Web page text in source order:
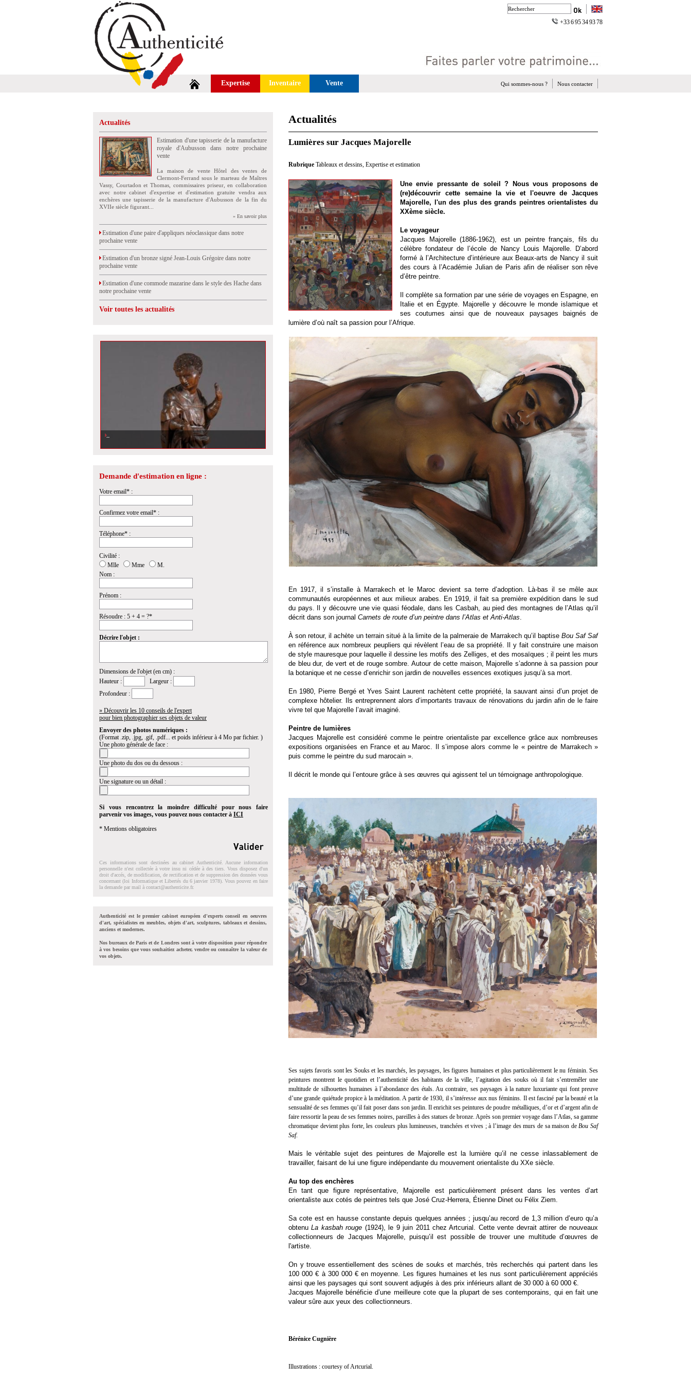
+33 6 95 34 93 78
Expertise Inventaire Vente Nous contacter
Qui sommes-nous ?
Actualités
Estimation d'une tapisserie de la manufacture
royale d'Aubusson dans notre prochaine
vente
La maison de vente Hôtel des ventes de
Clermont-Ferrand sous le marteau de Maîtres
Vassy, Courtadon et Thomas, commissaires priseur, en collaboration
avec notre cabinet d'expertise et d'estimation gratuite vendra aux
enchères une tapisserie de la manufacture d'Aubusson de la fin du
XVIIe siècle figurant...
» En savoir plus
Estimation d'une paire d'appliques néoclassique dans notre
prochaine vente
Estimation d'un bronze signé Jean-Louis Grégoire dans notre
prochaine vente
Estimation d'une commode mazarine dans le style des Hache dans
notre prochaine vente
Voir toutes les actualités
Estimation d\'une sculpture en bois ancienne vendue à Drouot
Demande d'estimation en ligne :
Votre email* :
Confirmez votre email* :
Téléphone* :
Civilité :
Mlle
Mme
M.
Nom :
Prénom :
Résoudre : 5 + 4 = ?*
Décrire l'objet :
Dimensions de l'objet (en cm) :
Hauteur :
Largeur :
Profondeur :
» Découvrir les 10 conseils de l'expert
pour bien photographier ses objets de valeur
Envoyer des photos numériques :
(Format .zip, .jpg, .gif, .pdf... et poids inférieur à 4 Mo par fichier. )
Une photo générale de face :
Une photo du dos ou du dessous :
Une signature ou un détail :
Si vous rencontrez la moindre difficulté pour nous faire
parvenir vos images, vous pouvez nous contacter à ICI
* Mentions obligatoires
Ces informations sont destinées au cabinet Authenticité. Aucune information
personnelle n'est collectée à votre insu ni cédée à des tiers. Vous disposez d'un
droit d'accés, de modification, de rectification et de suppression des données vous
concernant (loi Informatique et Libertés du 6 janvier 1978). Vous pouvez en faire
la demande par mail à contact@authenticite.fr.
Authenticité est le premier cabinet européen d'experts conseil en oeuvres
d'art, spécialistes en meubles, objets d'art, sculptures, tableaux et dessins,
anciens et modernes.
Nos bureaux de Paris et de Londres sont à votre disposition pour répondre
à vos besoins que vous souhaitiez acheter, vendre ou connaître la valeur de
vos objets.
Actualités
Lumières sur Jacques Majorelle
Rubrique Tableaux et dessins, Expertise et estimation
Une envie pressante de soleil ? Nous vous proposons de
(re)découvrir cette semaine la vie et l'oeuvre de Jacques
Majorelle, l'un des plus des grands peintres orientalistes du
XXème siècle.
Le voyageur
Jacques Majorelle (1886-1962), est un peintre français, fils du
célèbre fondateur de l’école de Nancy Louis Majorelle. D’abord
formé à l’Architecture d’intérieure aux Beaux-arts de Nancy il suit
des cours à l’Académie Julian de Paris afin de réaliser son rêve
d’être peintre.
Il complète sa formation par une série de voyages en Espagne, en
Italie et en Égypte. Majorelle y découvre le monde islamique et
ses coutumes ainsi que de nouveaux paysages baignés de
lumière d’où naît sa passion pour l’Afrique.
En 1917, il s’installe à Marrakech et le Maroc devient sa terre d’adoption. Là-bas il se mêle aux
communautés européennes et aux milieux arabes. En 1919, il fait sa première expédition dans le sud
du pays. Il y découvre une vie quasi féodale, dans les Casbah, au pied des montagnes de l’Atlas qu’il
décrit dans son journal Carnets de route d’un peintre dans l’Atlas et Anti-Atlas.
À son retour, il achète un terrain situé à la limite de la palmeraie de Marrakech qu’il baptise Bou Saf Saf
en référence aux nombreux peupliers qui révèlent l’eau de sa propriété. Il y fait construire une maison
de style mauresque pour laquelle il dessine les motifs des Zelliges, et des mosaïques ; il peint les murs
de bleu dur, de vert et de rouge sombre. Autour de cette maison, Majorelle s’adonne à sa passion pour
la botanique et ne cesse d’enrichir son jardin de nouvelles essences exotiques jusqu’à sa mort.
En 1980, Pierre Bergé et Yves Saint Laurent rachètent cette propriété, la sauvant ainsi d’un projet de
complexe hôtelier. Ils entreprennent alors d’importants travaux de rénovations du jardin afin de le faire
vivre tel que Majorelle l’avait imaginé.
Peintre de lumières
Jacques Majorelle est considéré comme le peintre orientaliste par excellence grâce aux nombreuses
expositions organisées en France et au Maroc. Il s’impose alors comme le « peintre de Marrakech »
puis comme le peintre du sud marocain ».
Il décrit le monde qui l’entoure grâce à ses œuvres qui agissent tel un témoignage anthropologique.
Ses sujets favoris sont les Souks et les marchés, les paysages, les figures humaines et plus particulièrement le nu féminin. Ses
peintures montrent le quotidien et l’authenticité des habitants de la ville, l’agitation des souks où il fait s’entremêler une
multitude de silhouettes humaines à l’abondance des étals. Au contraire, ses paysages à la nature luxuriante qui font preuve
d’une grande quiétude propice à la méditation. A partir de 1930, il s’intéresse aux nus féminins. Il est fasciné par la beauté et la
sensualité de ses femmes qu’il fait poser dans son jardin. Il enrichit ses peintures de poudre métalliques, d’or et d’argent afin de
faire ressortir la peau de ses femmes noires, pareilles à des statues de bronze. Après son premier voyage dans l’Atlas, sa gamme
chromatique devient plus forte, les couleurs plus lumineuses, tranchées et vives ; à l’image des murs de sa maison deBou Saf
Saf.
Mais le véritable sujet des peintures de Majorelle est la lumière qu’il ne cesse inlassablement de
travailler, faisant de lui une figure indépendante du mouvement orientaliste du XXe siècle.
Au top des enchères
En tant que figure représentative, Majorelle est particulièrement présent dans les ventes d’art
orientaliste aux cotés de peintres tels que José Cruz-Herrera, Étienne Dinet ou Félix Ziem.
Sa cote est en hausse constante depuis quelques années ; jusqu’au record de 1,3 million d’euro qu’a
obtenuLa kasbah rouge (1924), le 9 juin 2011 chez Artcurial. Cette vente devrait attirer de nouveaux
collectionneurs de Jacques Majorelle, puisqu’il est possible de trouver une multitude d’œuvres de
l'artiste.
On y trouve essentiellement des scènes de souks et marchés, très recherchés qui partent dans les
100 000 € à 300 000 € en moyenne. Les figures humaines et les nus sont particulièrement appréciés
ainsi que les paysages qui sont souvent adjugés à des prix inférieurs allant de 30 000 à 60 000 €.
Jacques Majorelle bénéficie d’une meilleure cote que la plupart de ses contemporains, qui en fait une
valeur sûre aux yeux des collectionneurs.
Bérénice Cugnière
Illustrations : courtesy of Artcurial.